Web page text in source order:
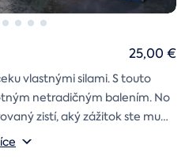
vlastnými silami. S touto
netradičným balením. No
zistí, aký zážitok ste mu
skladačku
cm
25,00 €